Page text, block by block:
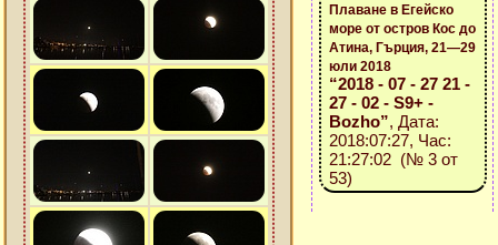
Плаване в Егейско
море от остров Кос до
Атина, Гърция, 21—29
юли 2018
“2018 - 07 - 27 21 -
27 - 02 - S9+ -
Bozho”, Дата:
2018:07:27, Час:
21:27:02 (№ 3 от
53)